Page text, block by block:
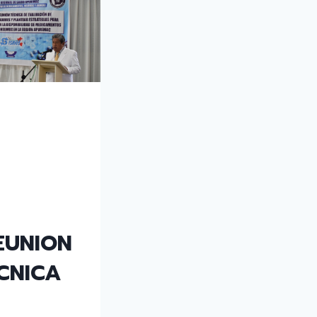
LA
DISPONIBILIDAD
DE
LOS
MEDICAMENTOS